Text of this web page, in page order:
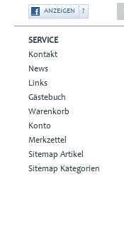
ANZEIGEN ?
SERVICE
Kontakt
News
Links
Gästebuch
Warenkorb
Konto
Merkzettel
Sitemap Artikel
Sitemap Kategorien